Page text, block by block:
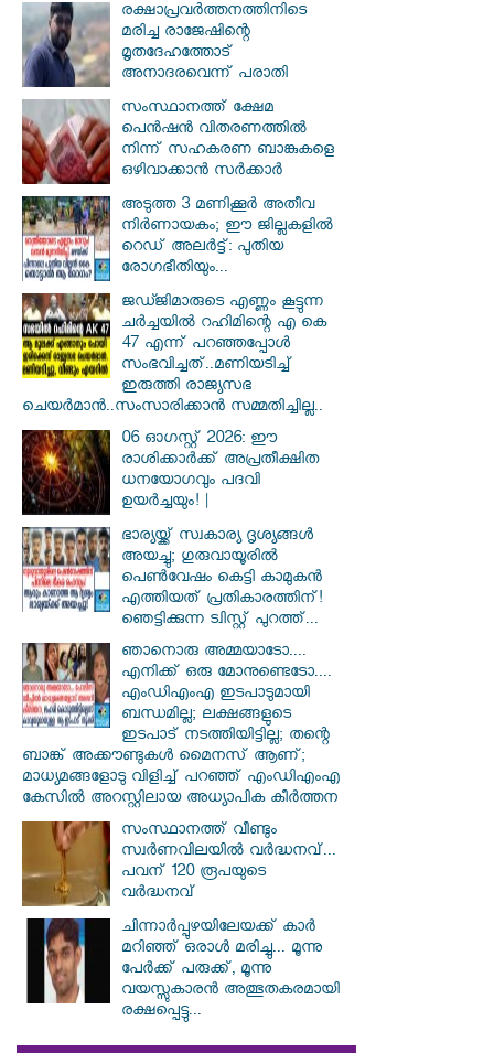
രക്ഷാപ്രവര്‍ത്തനത്തിനിടെ
മരിച്ച രാജേഷിന്റെ
മൃതദേഹത്തോട്
അനാദരവെന്ന് പരാതി
സംസ്ഥാനത്ത് ക്ഷേമ
പെൻഷൻ വിതരണത്തിൽ
നിന്ന് സഹകരണ ബാങ്കുകളെ
ഒഴിവാക്കാൻ സർക്കാർ
അടുത്ത 3 മണിക്കൂർ അതീവ
നിർണായകം; ഈ ജില്ലകളിൽ
റെഡ് അലർട്ട്: പുതിയ
രോഗഭീതിയും...
ജഡ്ജിമാരുടെ എണ്ണം കൂട്ടുന്ന
ചർച്ചയിൽ റഹിമിന്റെ എ കെ
47 എന്ന് പറഞ്ഞപ്പോൾ
സംഭവിച്ചത്..മണിയടിച്ച്
ഇരുത്തി രാജ്യസഭ
ചെയർമാൻ..സംസാരിക്കാൻ സമ്മതിച്ചില്ല..
06 ഓഗസ്റ്റ് 2026: ഈ
രാശിക്കാർക്ക് അപ്രതീക്ഷിത
ധനയോഗവും പദവി
ഉയർച്ചയും! |
ഭാര്യയ്ക്ക് സ്വകാര്യ ദൃശ്യങ്ങൾ
അയച്ചു; ഗുരുവായൂരിൽ
പെൺവേഷം കെട്ടി കാമുകൻ
എത്തിയത് പ്രതികാരത്തിന്!
ഞെട്ടിക്കുന്ന ട്വിസ്റ്റ് പുറത്ത്...
ഞാനൊരു അമ്മയാടോ....
എനിക്ക് ഒരു മോനുണ്ടെടോ....
എംഡിഎംഎ ഇടപാടുമായി
ബന്ധമില്ല; ലക്ഷങ്ങളുടെ
ഇടപാട് നടത്തിയിട്ടില്ല; തന്റെ
ബാങ്ക് അക്കൗണ്ടുകൾ മൈനസ് ആണ്;
മാധ്യമങ്ങളോടു വിളിച്ച് പറഞ്ഞ് എംഡിഎംഎ
കേസിൽ അറസ്റ്റിലായ അധ്യാപിക കീർത്തന
സംസ്ഥാനത്ത് വീണ്ടും
സ്വർണവിലയിൽ വർദ്ധനവ്...
പവന് 120 രൂപയുടെ
വർദ്ധനവ്
ചിന്നാർപ്പുഴയിലേയക്ക് കാർ
മറിഞ്ഞ് ഒരാൾ മരിച്ചു... മൂന്നു
പേർക്ക് പരുക്ക്, മൂന്നു
വയസ്സുകാരൻ അത്ഭുതകരമായി
രക്ഷപ്പെട്ടു...